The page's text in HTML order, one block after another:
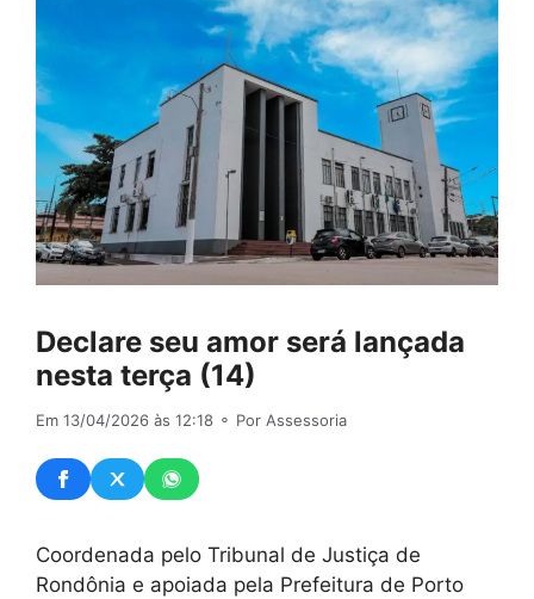
Declare seu amor será lançada
nesta terça (14)
Em 13/04/2026 às 12:18 ⚬ Por Assessoria
Coordenada pelo Tribunal de Justiça de
Rondônia e apoiada pela Prefeitura de Porto